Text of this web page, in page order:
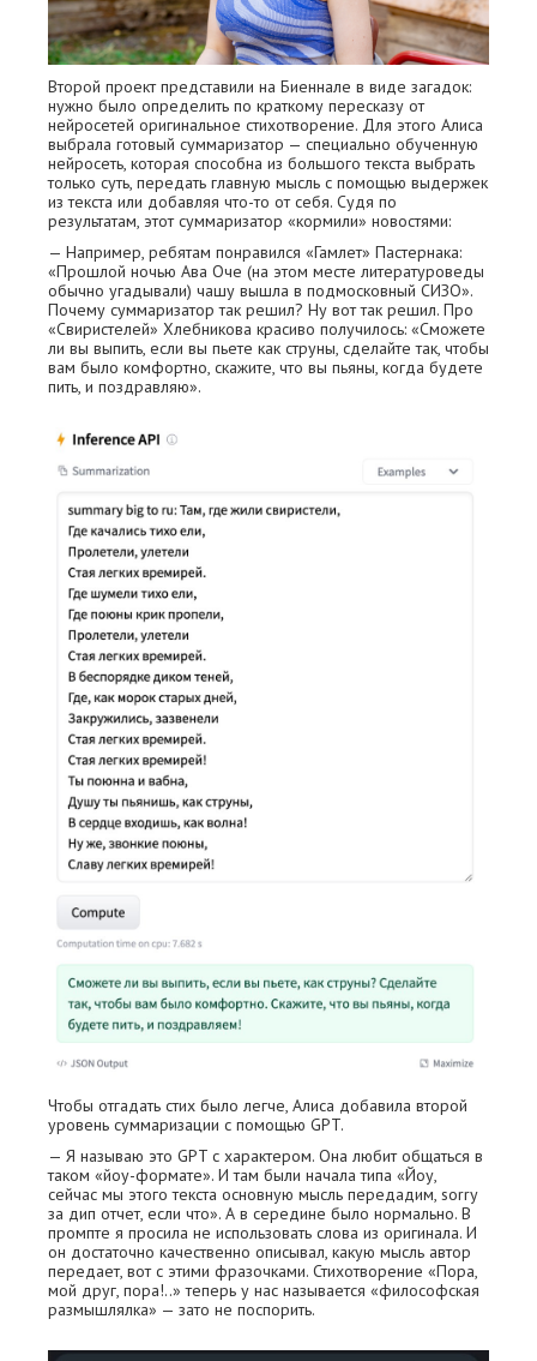
Второй проект представили на Биеннале в виде загадок:
нужно было определить по краткому пересказу от
нейросетей оригинальное стихотворение. Для этого Алиса
выбрала готовый суммаризатор — специально обученную
нейросеть, которая способна из большого текста выбрать
только суть, передать главную мысль с помощью выдержек
из текста или добавляя что-то от себя. Судя по
результатам, этот суммаризатор «кормили» новостями:
— Например, ребятам понравился «Гамлет» Пастернака:
«Прошлой ночью Ава Оче (на этом месте литературоведы
обычно угадывали) чашу вышла в подмосковный СИЗО».
Почему суммаризатор так решил? Ну вот так решил. Про
«Свиристелей» Хлебникова красиво получилось: «Сможете
ли вы выпить, если вы пьете как струны, сделайте так, чтобы
вам было комфортно, скажите, что вы пьяны, когда будете
пить, и поздравляю».
Чтобы отгадать стих было легче, Алиса добавила второй
уровень суммаризации с помощью GPT.
— Я называю это GPT с характером. Она любит общаться в
таком «йоу-формате». И там были начала типа «Йоу,
сейчас мы этого текста основную мысль передадим, sorry
за дип отчет, если что». А в середине было нормально. В
промпте я просила не использовать слова из оригинала. И
он достаточно качественно описывал, какую мысль автор
передает, вот с этими фразочками. Стихотворение «Пора,
мой друг, пора!..» теперь у нас называется «философская
размышлялка» — зато не поспорить.